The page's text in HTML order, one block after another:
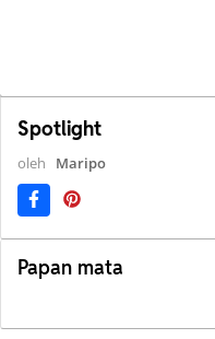
Spotlight
oleh
Maripo
Papan mata